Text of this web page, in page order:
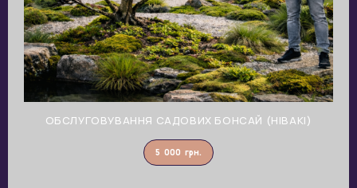
ОБСЛУГОВУВАННЯ САДОВИХ БОНСАЙ (НІВАКІ)
5 000 грн.